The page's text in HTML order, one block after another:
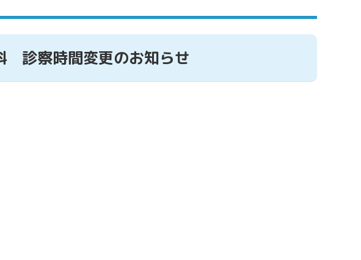
察時間変更のお知らせ